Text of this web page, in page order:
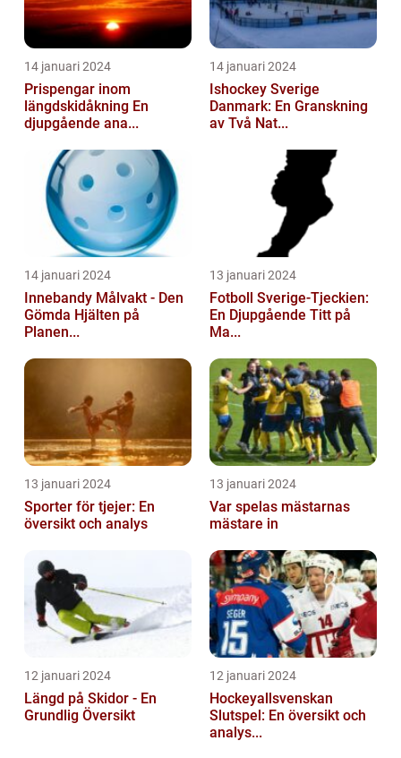
14 januari 2024
Prispengar inom
längdskidåkning En
djupgående ana...
14 januari 2024
Ishockey Sverige
Danmark: En Granskning
av Två Nat...
14 januari 2024
Innebandy Målvakt - Den
Gömda Hjälten på
Planen...
13 januari 2024
Fotboll Sverige-Tjeckien:
En Djupgående Titt på
Ma...
13 januari 2024
Sporter för tjejer: En
översikt och analys
13 januari 2024
Var spelas mästarnas
mästare in
12 januari 2024
Längd på Skidor - En
Grundlig Översikt
12 januari 2024
Hockeyallsvenskan
Slutspel: En översikt och
analys...